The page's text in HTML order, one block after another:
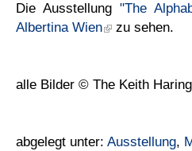
Die Ausstellung "The
Albertina Wien
zu sehen.
alle Bilder © The Keith
abgelegt unter: Ausstellung,